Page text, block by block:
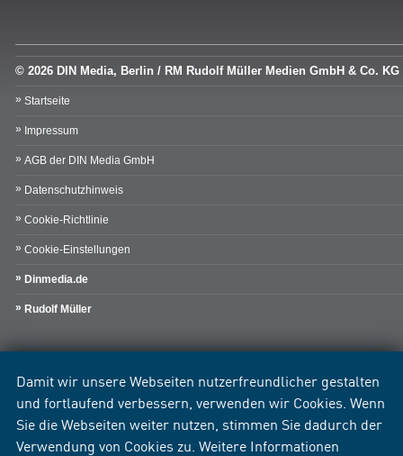
Damit wir unsere Webseiten nutzerfreundlicher gestalten
und fortlaufend verbessern, verwenden wir Cookies. Wenn
Sie die Webseiten weiter nutzen, stimmen Sie dadurch der
Verwendung von Cookies zu. Weitere Informationen
© 2026 DIN Media, Berlin / RM Rudolf Müller Medien GmbH & Co. KG
Startseite
Impressum
AGB der DIN Media GmbH
Datenschutzhinweis
Cookie-Richtlinie
Cookie-Einstellungen
Dinmedia.de
Rudolf Müller